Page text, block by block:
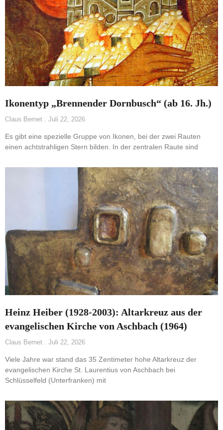
Ikonentyp „Brennender Dornbusch“ (ab 16. Jh.)
Claus Bernet Juli 22, 2026
Es gibt eine spezielle Gruppe von Ikonen, bei der zwei Rauten
einen achtstrahligen Stern bilden. In der zentralen Raute sind
Heinz Heiber (1928-2003): Altarkreuz aus der
evangelischen Kirche von Aschbach (1964)
Claus Bernet Juli 22, 2026
Viele Jahre war stand das 35 Zentimeter hohe Altarkreuz der
evangelischen Kirche St. Laurentius von Aschbach bei
Schlüsselfeld (Unterfranken) mit